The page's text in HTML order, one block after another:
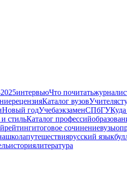
интервьюЧто почитать
рецензияКаталог вузовУчителя
Новый годУчебаэкзаменСПбГУ
стильКаталог профессий
рейтингитоговое сочинениевузы
школапутешествиярусский язык
историялитература